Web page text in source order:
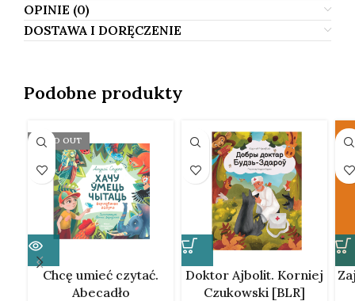
OPINIE (0)
DOSTAWA I DORĘCZENIE
Podobne produkty
SOLD OUT
Chcę umieć czytać.
Abecadło
Doktor Ajbolit. Korniej
Czukowski [BLR]